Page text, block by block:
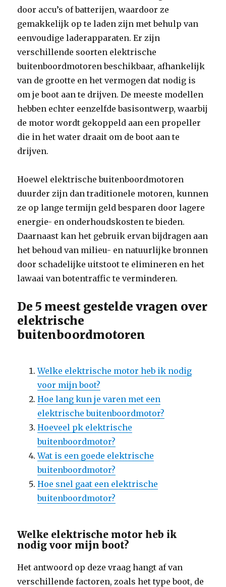
door accu’s of batterijen, waardoor ze
gemakkelijk op te laden zijn met behulp van
eenvoudige laderapparaten. Er zijn
verschillende soorten elektrische
buitenboordmotoren beschikbaar, afhankelijk
van de grootte en het vermogen dat nodig is
om je boot aan te drijven. De meeste modellen
hebben echter eenzelfde basisontwerp, waarbij
de motor wordt gekoppeld aan een propeller
die in het water draait om de boot aan te
drijven.
Hoewel elektrische buitenboordmotoren
duurder zijn dan traditionele motoren, kunnen
ze op lange termijn geld besparen door lagere
energie- en onderhoudskosten te bieden.
Daarnaast kan het gebruik ervan bijdragen aan
het behoud van milieu- en natuurlijke bronnen
door schadelijke uitstoot te elimineren en het
lawaai van botentraffic te verminderen.
De 5 meest gestelde vragen over
elektrische
buitenboordmotoren
Welke elektrische motor heb ik nodig
voor mijn boot?
Hoe lang kun je varen met een
elektrische buitenboordmotor?
Hoeveel pk elektrische
buitenboordmotor?
Wat is een goede elektrische
buitenboordmotor?
Hoe snel gaat een elektrische
buitenboordmotor?
Welke elektrische motor heb ik
nodig voor mijn boot?
Het antwoord op deze vraag hangt af van
verschillende factoren, zoals het type boot, de